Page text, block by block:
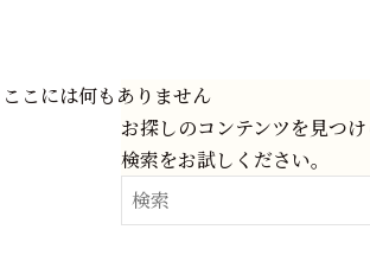
ここには何もありません
お探しのコンテンツを見つけ
検索をお試しください。